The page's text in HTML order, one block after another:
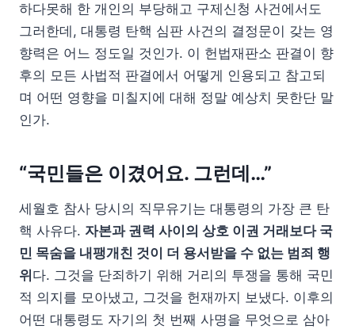
하다못해 한 개인의 부당해고 구제신청 사건에서도
그러한데, 대통령 탄핵 심판 사건의 결정문이 갖는 영
향력은 어느 정도일 것인가. 이 헌법재판소 판결이 향
후의 모든 사법적 판결에서 어떻게 인용되고 참고되
며 어떤 영향을 미칠지에 대해 정말 예상치 못한단 말
인가.
“국민들은 이겼어요. 그런데…”
세월호 참사 당시의 직무유기는 대통령의 가장 큰 탄
핵 사유다. 자본과 권력 사이의 상호 이권 거래보다 국
민 목숨을 내팽개친 것이 더 용서받을 수 없는 범죄 행
위 다. 그것을 단죄하기 위해 거리의 투쟁을 통해 국민
적 의지를 모아냈고, 그것을 헌재까지 보냈다. 이후의
어떤 대통령도 자기의 첫 번째 사명을 무엇으로 삼아